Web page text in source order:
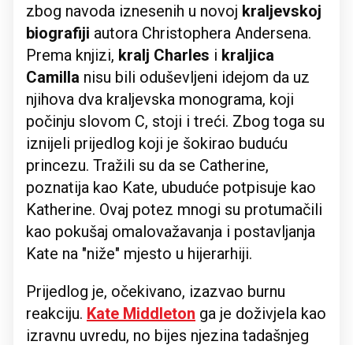
zbog navoda iznesenih u novoj kraljevskoj
biografiji autora Christophera Andersena.
Prema knjizi, kralj Charles i kraljica
Camilla nisu bili oduševljeni idejom da uz
njihova dva kraljevska monograma, koji
počinju slovom C, stoji i treći. Zbog toga su
iznijeli prijedlog koji je šokirao buduću
princezu. Tražili su da se Catherine,
poznatija kao Kate, ubuduće potpisuje kao
Katherine. Ovaj potez mnogi su protumačili
kao pokušaj omalovažavanja i postavljanja
Kate na "niže" mjesto u hijerarhiji.
Prijedlog je, očekivano, izazvao burnu
reakciju. Kate Middleton ga je doživjela kao
izravnu uvredu, no bijes njezina tadašnjeg